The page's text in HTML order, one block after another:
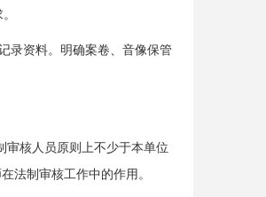
录资料。明确案卷、音像保管
核人员原则上不少于本单位
法制审核工作中的作用。